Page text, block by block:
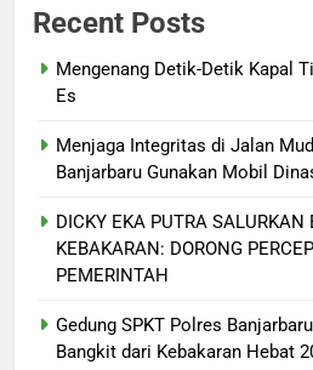
Recent Posts
Mengenang Detik-Detik Kapal
Es
Menjaga Integritas di Jalan
Banjarbaru Gunakan Mobil
DICKY EKA PUTRA
KEBAKARAN: DORONG
PEMERINTAH
Gedung SPKT Polres
Bangkit dari Kebakaran Hebat